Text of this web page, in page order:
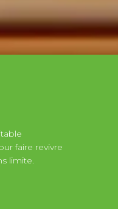
faire revivre
limite.